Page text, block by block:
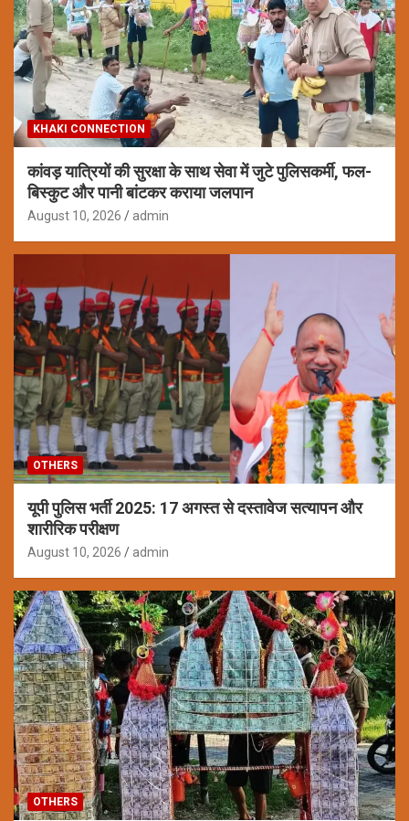
KHAKI CONNECTION
कांवड़ यात्रियों की सुरक्षा के साथ सेवा में जुटे पुलिसकर्मी, फल-
बिस्कुट और पानी बांटकर कराया जलपान
August 10, 2026 admin
OTHERS
यूपी पुलिस भर्ती 2025: 17 अगस्त से दस्तावेज सत्यापन और
शारीरिक परीक्षण
August 10, 2026 admin
OTHERS